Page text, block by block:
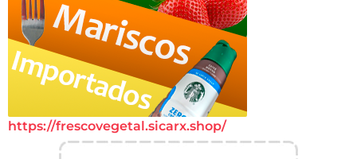
https://frescovegetal.sicarx.shop/